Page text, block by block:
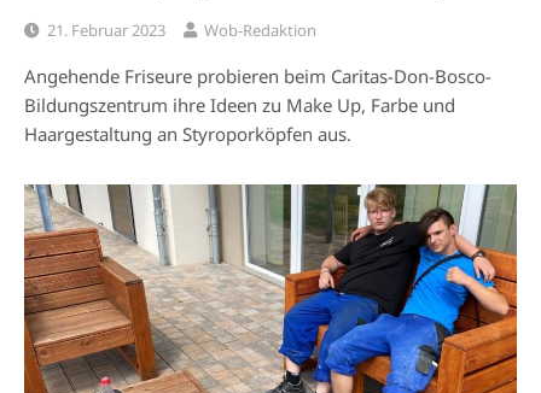
21. Februar 2023 Wob-Redaktion
Angehende Friseure probieren beim Caritas-Don-Bosco-
Bildungszentrum ihre Ideen zu Make Up, Farbe und
Haargestaltung an Styroporköpfen aus.